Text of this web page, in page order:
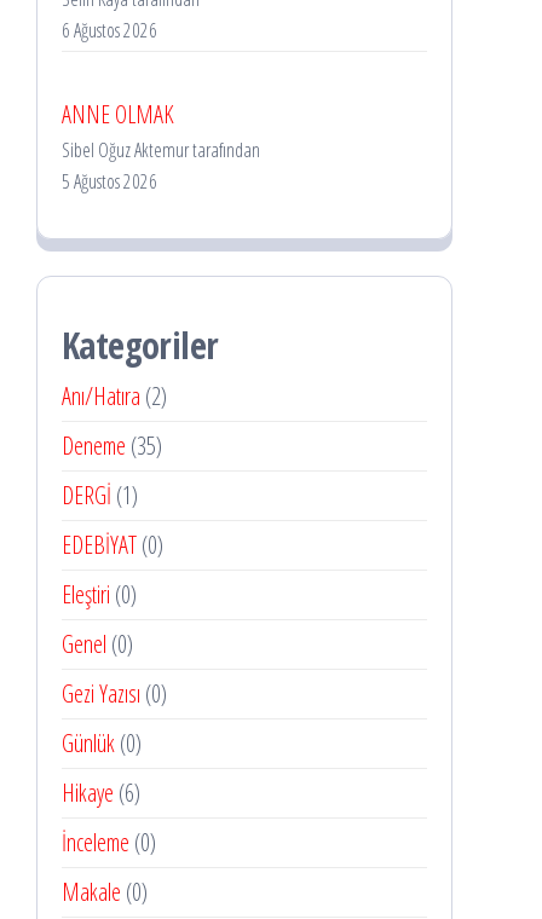
6 Ağustos 2026
ANNE OLMAK
Sibel Oğuz Aktemur tarafından
5 Ağustos 2026
Kategoriler
Anı/Hatıra (2)
Deneme (35)
DERGİ (1)
EDEBİYAT(0)
Eleştiri (0)
Genel (0)
Gezi Yazısı (0)
Günlük(0)
Hikaye (6)
İnceleme (0)
Makale (0)